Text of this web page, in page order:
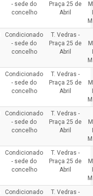
- sede do
concelho
Praça 25 de
Abril
Condicionado
- sede do
concelho
T. Vedras -
Praça 25 de
Abril
Condicionado
- sede do
concelho
T. Vedras -
Praça 25 de
Abril
Condicionado
- sede do
concelho
T. Vedras -
Praça 25 de
Abril
Condicionado
- sede do
concelho
T. Vedras -
Praça 25 de
Abril
Condicionado
T. Vedras -